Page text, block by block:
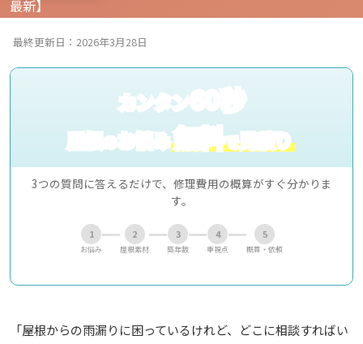
最終更新日：2026年3月28日
カンタン60秒
屋根のお悩み無料で見積り
3つの質問に答えるだけで、修理費用の概算がすぐ分かりま
す。
1
お悩み
2
屋根素材
3
築年数
4
重視点
5
概算・依頼
「屋根からの雨漏りに困っているけれど、どこに相談すればい